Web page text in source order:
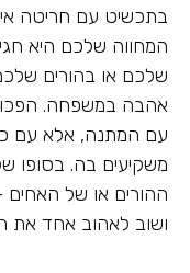
בתכשיט עם חריטה
המחווה שלכם היא
שלכם או בהורים
אהבה במשפחה. הפכו
עם המתנה, אלא עם
משקיעים בה. בסופו
ההורים או של האחים
ושוב לאהוב אחד את